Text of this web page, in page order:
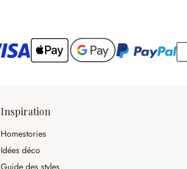
Inspiration
Homestories
Idées déco